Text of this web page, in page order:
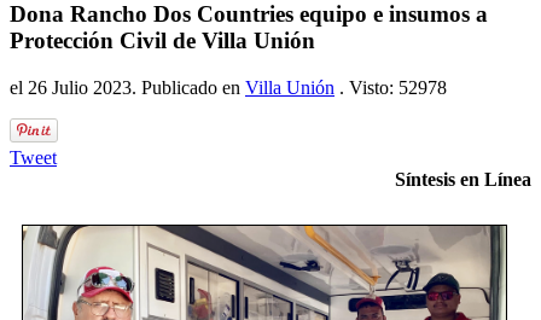
Dona Rancho Dos Countries equipo e insumos a
Protección Civil de Villa Unión
el 26 Julio 2023. Publicado en Villa Unión . Visto: 52978
Tweet
Síntesis en Línea